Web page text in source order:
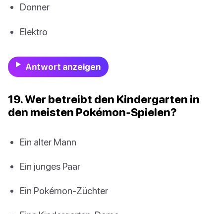
Donner
Elektro
Antwort anzeigen
19. Wer betreibt den Kindergarten in
den meisten Pokémon-Spielen?
Ein alter Mann
Ein junges Paar
Ein Pokémon-Züchter